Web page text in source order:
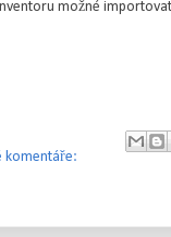
možné
komentáře: